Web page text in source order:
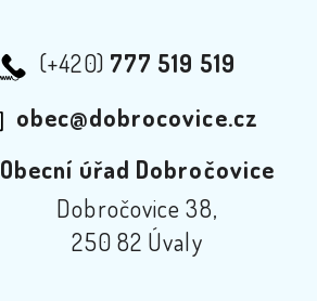
(+420) 777 519 519
obec@dobrocovice.cz
Obecní úřad Dobročovice
Dobročovice 38,
250 82 Úvaly